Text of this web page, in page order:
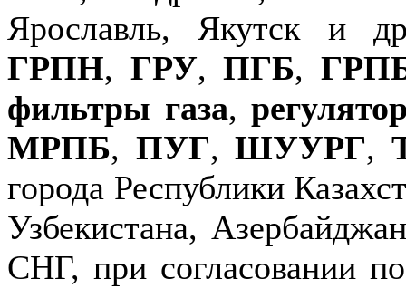
Ярославль, Якутск и
ГРПН, ГРУ,ПГБ,
фильтры газа,
МРПБ, ПУГ,ШУУРГ,
города Республики
Узбекистана,
СНГ, при согласовании